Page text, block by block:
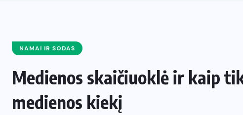
NAMAI IR SODAS
Medienos skaičiuoklė ir kaip
medienos kiekį